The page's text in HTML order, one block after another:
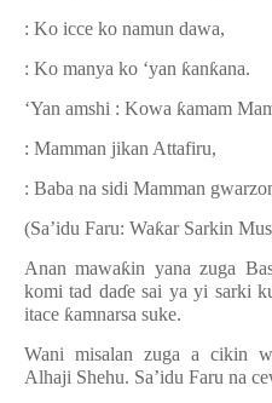
: Ko icce ko namun dawa,
: Ko manya ko ‘yan ƙanƙana.
‘Yan amshi : Kowa ƙamam
: Mamman jikan Attafiru,
: Baba na sidi Mamman
(Sa’idu Faru: Waƙar Sarkin
Anan mawaƙin yana zuga
komi tad daɗe sai ya yi sarki
itace ƙamnarsa suke.
Wani misalan zuga a cikin
Alhaji Shehu. Sa’idu Faru na